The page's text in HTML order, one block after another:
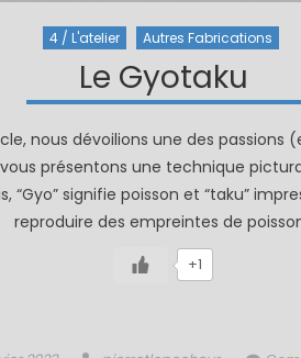
4 / L'atelier Autres Fabrications
Le Gyotaku
nous dévoilions une des passions
présentons une technique
“Gyo” signifie poisson et “taku”
reproduire des empreintes de
+1